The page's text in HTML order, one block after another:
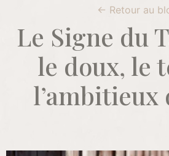
← Retour au
Le Signe du
le doux, le